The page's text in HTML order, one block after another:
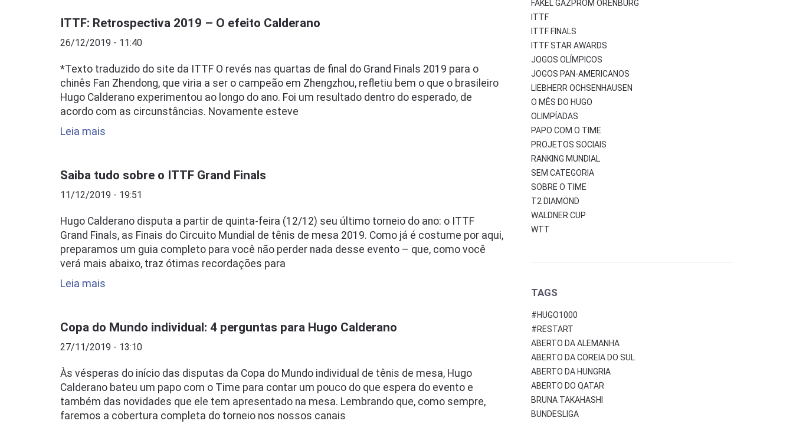
ITTF: Retrospectiva 2019 – O efeito Calderano
26/12/2019 - 11:40
*Texto traduzido do site da ITTF O revés nas quartas de final do Grand Finals 2019 para o
chinês Fan Zhendong, que viria a ser o campeão em Zhengzhou, refletiu bem o que o brasileiro
Hugo Calderano experimentou ao longo do ano. Foi um resultado dentro do esperado, de
acordo com as circunstâncias. Novamente esteve
Leia mais
Saiba tudo sobre o ITTF Grand Finals
11/12/2019 - 19:51
Hugo Calderano disputa a partir de quinta-feira (12/12) seu último torneio do ano: o ITTF
Grand Finals, as Finais do Circuito Mundial de tênis de mesa 2019. Como já é costume por aqui,
preparamos um guia completo para você não perder nada desse evento – que, como você
verá mais abaixo, traz ótimas recordações para
Leia mais
Copa do Mundo individual: 4 perguntas para Hugo Calderano
27/11/2019 - 13:10
Às vésperas do início das disputas da Copa do Mundo individual de tênis de mesa, Hugo
Calderano bateu um papo com o Time para contar um pouco do que espera do evento e
também das novidades que ele tem apresentado na mesa. Lembrando que, como sempre,
faremos a cobertura completa do torneio nos nossos canais
FAKEL GAZPROM ORENBURG
ITTF
ITTF FINALS
ITTF STAR AWARDS
JOGOS OLÍMPICOS
JOGOS PAN-AMERICANOS
LIEBHERR OCHSENHAUSEN
O MÊS DO HUGO
OLIMPÍADAS
PAPO COM O TIME
PROJETOS SOCIAIS
RANKING MUNDIAL
SEM CATEGORIA
SOBRE O TIME
T2 DIAMOND
WALDNER CUP
WTT
TAGS
#HUGO1000
#RESTART
ABERTO DA ALEMANHA
ABERTO DA COREIA DO SUL
ABERTO DA HUNGRIA
ABERTO DO QATAR
BRUNA TAKAHASHI
BUNDESLIGA